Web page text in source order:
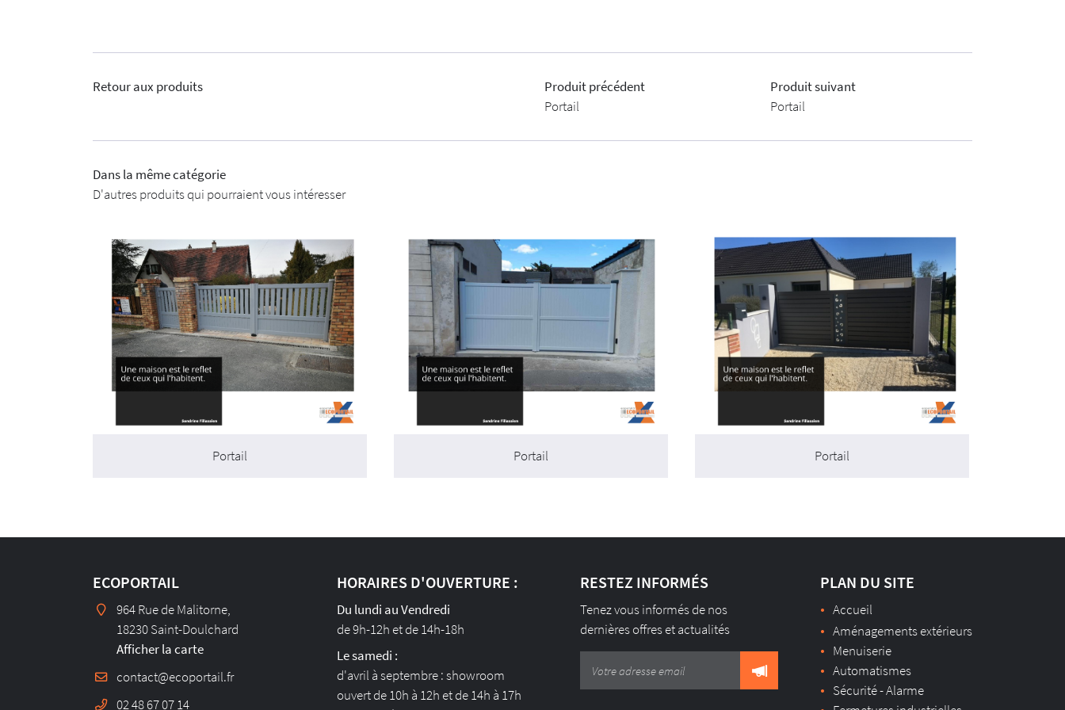
Retour aux produits
Produit précédent
Portail
Produit suivant
Portail
Dans la même catégorie
D'autres produits qui pourraient vous intéresser
Portail Portail Portail
ECOPORTAIL
964 Rue de Malitorne,
18230 Saint-Doulchard
Afficher la carte
02 48 67 07 14
HORAIRES D'OUVERTURE :
Du lundi au Vendredi
de 9h-12h et de 14h-18h
Le samedi :
d'avril à septembre : showroom
ouvert de 10h à 12h et de 14h à 17h
RESTEZ INFORMÉS
Tenez vous informés de nos
dernières offres et actualités
PLAN DU SITE
Accueil
Aménagements extérieurs
Menuiserie
Automatismes
Sécurité - Alarme